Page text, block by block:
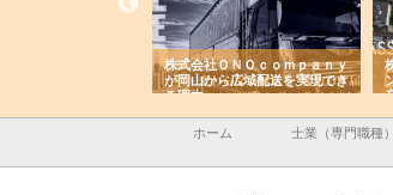
株式会社ＯＮＯｃｏｍｐａｎｙ
が岡山から広域配送を実現でき
る理由
ホーム 士業（専門職種）